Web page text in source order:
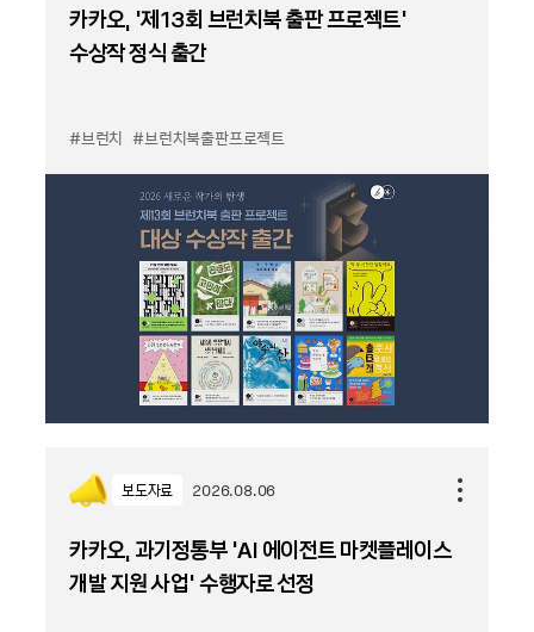
카카오, '제13회 브런치북 출판 프로젝트'
수상작 정식 출간
#브런치 #브런치북출판프로젝트
보도자료 2026.08.06
카카오, 과기정통부 ‘AI 에이전트 마켓플레이스
개발 지원 사업’ 수행자로 선정